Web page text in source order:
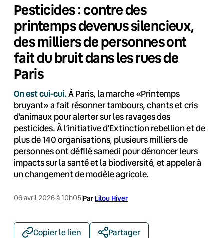
Pesticides : contre des
printemps devenus silencieux,
des milliers de personnes ont
fait du bruit dans les rues de
Paris
On est cui-cui.À Paris, la marche «Printemps
bruyant» a fait résonner tambours, chants et cris
d’animaux pour alerter sur les ravages des
pesticides. À l’initiative d'Extinction rebellion et de
plus de 140 organisations, plusieurs milliers de
personnes ont défilé samedi pour dénoncer leurs
impacts sur la santé et la biodiversité, et appeler à
un changement de modèle agricole.
06 avril 2026 à 10h05|Par Lilou Hiver
Copier le lien Partager